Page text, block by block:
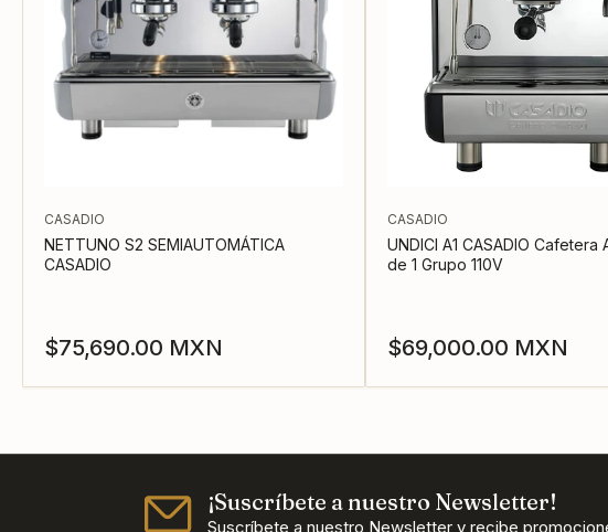
CASADIO
NETTUNO S2 SEMIAUTOMÁTICA
CASADIO
Precio
regular
$75,690.00 MXN
CASADIO
UNDICI A1 CASADIO Cafetera
de 1 Grupo 110V
Precio
regular
$69,000.00 MXN
¡Suscríbete a nuestro Newsletter!
Suscríbete a nuestro Newsletter y recibe